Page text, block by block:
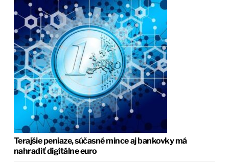
Terajšie peniaze, súčasné mince aj bankovky má
nahradiť digitálne euro